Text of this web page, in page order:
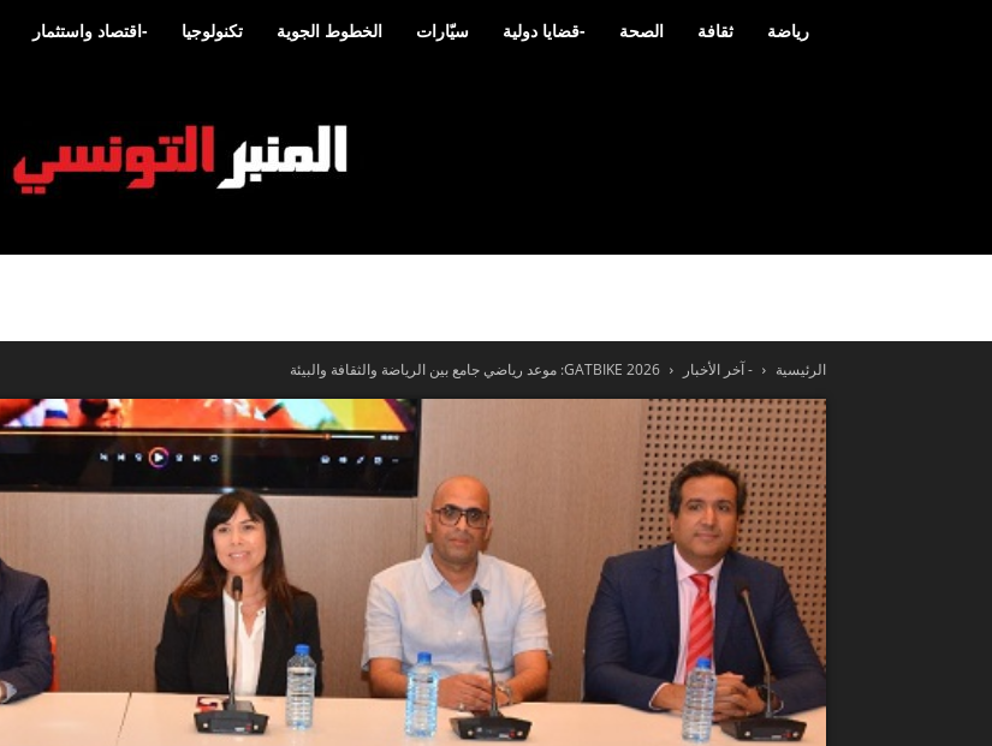
-اقتصاد واستثمار تكنولوجيا الخطوط الجوية سيّارات -قضايا دولية الصحة ثقافة رياضة
الرئيسية - آخر الأخبار GATBIKE 2026: موعد رياضي جامع بين الرياضة والثقافة والبيئة